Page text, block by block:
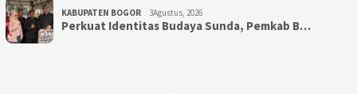
KABUPATEN BOGOR 3Agustus, 2026
Perkuat Identitas Budaya Sunda, Pemkab B…